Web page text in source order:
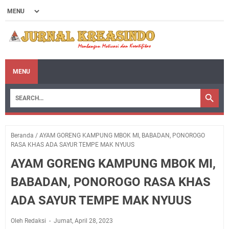
MENU
Beranda / AYAM GORENG KAMPUNG MBOK MI, BABADAN, PONOROGO
RASA KHAS ADA SAYUR TEMPE MAK NYUUS
AYAM GORENG KAMPUNG MBOK MI,
BABADAN, PONOROGO RASA KHAS
ADA SAYUR TEMPE MAK NYUUS
Oleh Redaksi Jumat, April 28, 2023